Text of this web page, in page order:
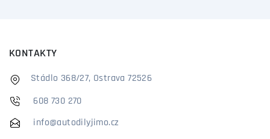
KONTAKTY
Stádlo 368/27, Ostrava 72526
608 730 270
info@autodilyjimo.cz